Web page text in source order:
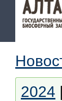
2024 |